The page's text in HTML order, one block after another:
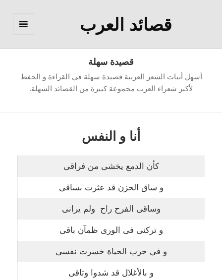
قصائد العرب
قصيدة سهلة
أسهل أبيات الشعر العربية قصيدة سهلة في القراءة و الحفظ
لأكبر شعراء العرب مجموعة كبيرة من القصائد السهلة.
أنا و النفس
كأن الدمع يخشى من فراقى
و ساق الحزن قد عثرت بساقى
وساقى الفرح راح ولم يرانى
و تركنى فى الورى ظمآن باقى
و فى حرب الحياة خسرت نفسى
و بالأغلال قد شدوا وثاقى